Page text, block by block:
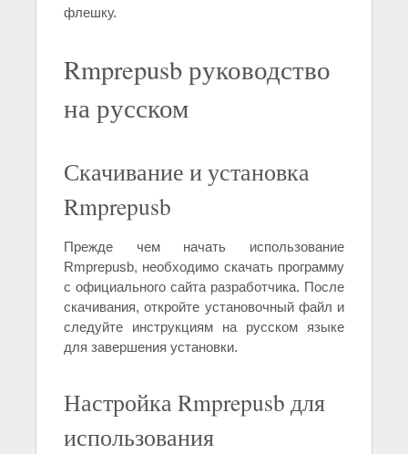
флешку.
Rmprepusb руководство
на русском
Скачивание и установка
Rmprepusb
Прежде чем начать использование
Rmprepusb, необходимо скачать программу
с официального сайта разработчика. После
скачивания, откройте установочный файл и
следуйте инструкциям на русском языке
для завершения установки.
Настройка Rmprepusb для
использования